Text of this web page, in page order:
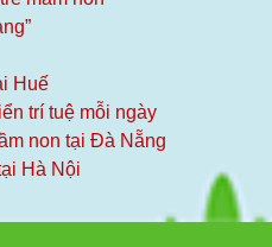
Huế
trí tuệ mỗi ngày
non tại Đà Nẵng
Hà Nội